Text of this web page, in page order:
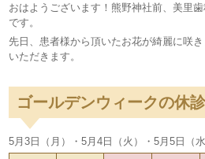
おはようございます！熊野神社前、美里
です。
先日、患者様から頂いたお花が綺麗に咲
いただきます。
ゴールデンウィークの休
5月 3日（月）・ 5月 4日（火）・ 5月 5日（